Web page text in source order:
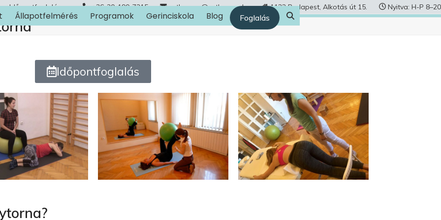
Időpontfoglalás +36-30-190-7315 arthuman@arthuman.hu 1122 Budapest, Alkotás út 15. Nyitva: H-P 8–20
Állapotfelmérés Programok Gerinciskola Blog Foglalás
Időpontfoglalás